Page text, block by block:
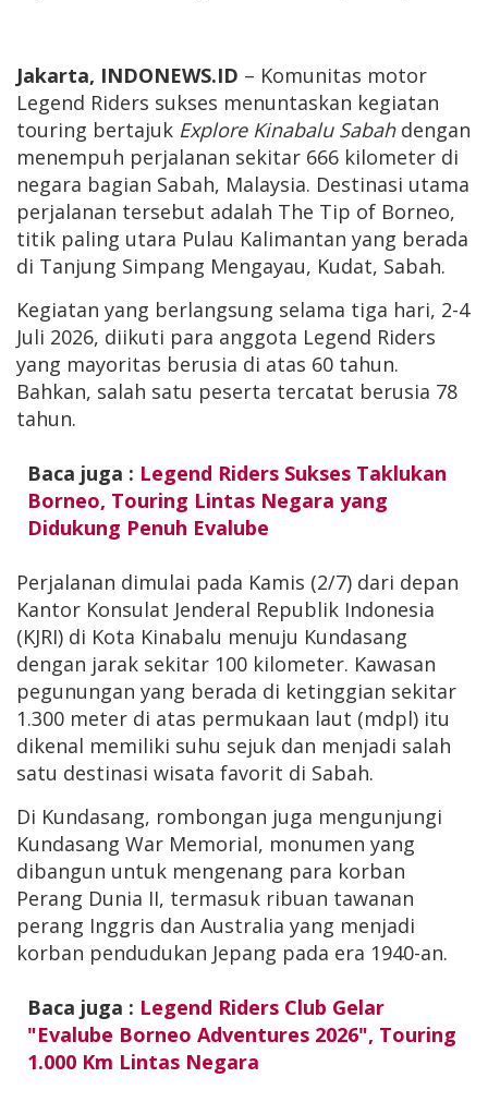
Jakarta, INDONEWS.ID – Komunitas motor
Legend Riders sukses menuntaskan kegiatan
touring bertajuk Explore Kinabalu Sabahdengan
menempuh perjalanan sekitar 666 kilometer di
negara bagian Sabah, Malaysia. Destinasi utama
perjalanan tersebut adalah The Tip of Borneo,
titik paling utara Pulau Kalimantan yang berada
di Tanjung Simpang Mengayau, Kudat, Sabah.
Kegiatan yang berlangsung selama tiga hari, 2-4
Juli 2026, diikuti para anggota Legend Riders
yang mayoritas berusia di atas 60 tahun.
Bahkan, salah satu peserta tercatat berusia 78
tahun.
Baca juga : Legend Riders Sukses Taklukan
Borneo, Touring Lintas Negara yang
Didukung Penuh Evalube
Perjalanan dimulai pada Kamis (2/7) dari depan
Kantor Konsulat Jenderal Republik Indonesia
(KJRI) di Kota Kinabalu menuju Kundasang
dengan jarak sekitar 100 kilometer. Kawasan
pegunungan yang berada di ketinggian sekitar
1.300 meter di atas permukaan laut (mdpl) itu
dikenal memiliki suhu sejuk dan menjadi salah
satu destinasi wisata favorit di Sabah.
Di Kundasang, rombongan juga mengunjungi
Kundasang War Memorial, monumen yang
dibangun untuk mengenang para korban
Perang Dunia II, termasuk ribuan tawanan
perang Inggris dan Australia yang menjadi
korban pendudukan Jepang pada era 1940-an.
Baca juga : Legend Riders Club Gelar
"Evalube Borneo Adventures 2026", Touring
1.000 Km Lintas Negara